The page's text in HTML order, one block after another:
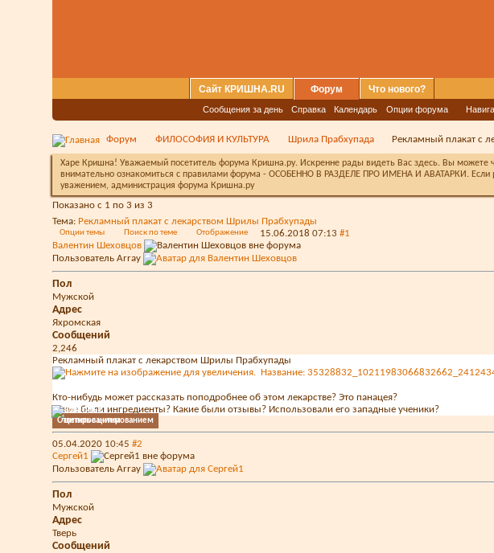
Сайт КРИШНА.RU Форум
Сообщения за день Справка Календарь Опции форума
Что нового?
Форум ФИЛОСОФИЯ И КУЛЬТУРА Шрила Прабхупада Рекламный плакат с
Харе Кришна! Уважаемый посетитель форума Кришна.ру. Искренне рады видеть Вас здесь. Вы можете
внимательно ознакомиться с правилами форума - ОСОБЕННО В РАЗДЕЛЕ ПРО ИМЕНА И АВАТАРКИ. Если
уважением, администрация форума Кришна.ру
Показано с 1 по 3 из 3
Тема: Рекламный плакат с лекарством Шрилы Прабхупады
Опции темы Поиск по теме Отображение 15.06.2018 07:13 #1
Валентин Шеховцов
Пользователь Array
Пол
Мужской
Адрес
Яхромская
Сообщений
2,246
Рекламный плакат с лекарством Шрилы Прабхупады
Кто-нибудь может рассказать поподробнее об этом лекарстве? Это панацея?
Какие были ингредиенты? Какие были отзывы? Использовали его западные ученики?
Ответить с цитированием
05.04.2020 10:45 #2
Сергей1
Пользователь Array
Пол
Мужской
Адрес
Тверь
Сообщений